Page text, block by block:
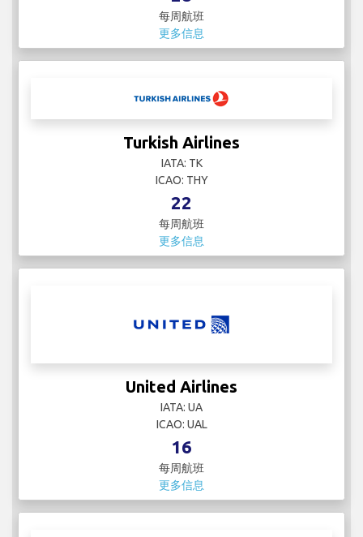
每周航班
更多信息
Turkish Airlines
IATA: TK
ICAO: THY
22
每周航班
更多信息
United Airlines
IATA: UA
ICAO: UAL
16
每周航班
更多信息